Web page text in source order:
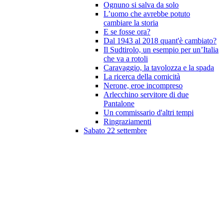
Ognuno si salva da solo
L’uomo che avrebbe potuto
cambiare la storia
E se fosse ora?
Dal 1943 al 2018 quant'è cambiato?
Il Sudtirolo, un esempio per un’Italia
che va a rotoli
Caravaggio, la tavolozza e la spada
La ricerca della comicità
Nerone, eroe incompreso
Arlecchino servitore di due
Pantalone
Un commissario d'altri tempi
Ringraziamenti
Sabato 22 settembre